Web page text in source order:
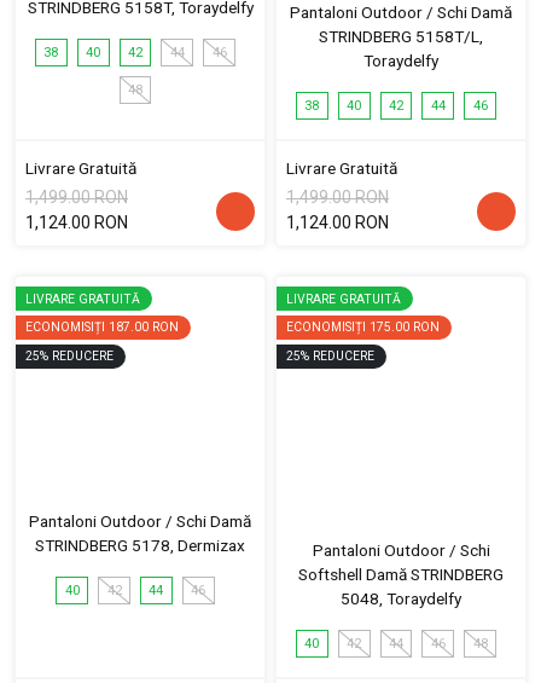
STRINDBERG 5158T, Toraydelfy
38 40 42 44 46
48
Livrare Gratuită
1,499.00 RON
1,124.00 RON
Pantaloni Outdoor / Schi Damă
STRINDBERG 5158T/L,
Toraydelfy
38 40 42 44 46
Livrare Gratuită
1,499.00 RON
1,124.00 RON
LIVRARE GRATUITĂ
ECONOMISIȚI 187.00 RON
25% REDUCERE
Pantaloni Outdoor / Schi Damă
STRINDBERG 5178, Dermizax
40 42 44 46
LIVRARE GRATUITĂ
ECONOMISIȚI 175.00 RON
25% REDUCERE
Pantaloni Outdoor / Schi
Softshell Damă STRINDBERG
5048, Toraydelfy
40 42 44 46 48